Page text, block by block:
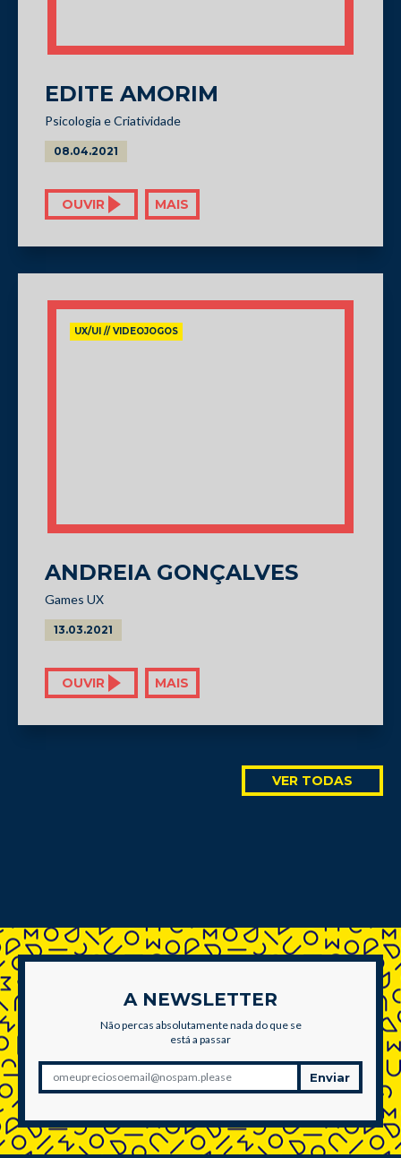
EDITE AMORIM
Psicologia e Criatividade
08.04.2021
OUVIR MAIS
UX/UI // VIDEOJOGOS
ANDREIA GONÇALVES
Games UX
13.03.2021
OUVIR MAIS
VER TODAS
A NEWSLETTER
Não percas absolutamente nada do que se
está a passar
Enviar